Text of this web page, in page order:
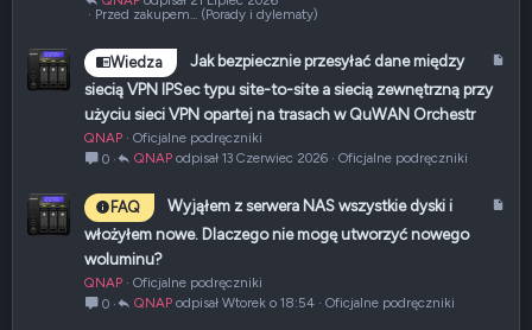
Przed zakupem... (Porady i dylematy)
Wiedza
Jak bezpiecznie przesyłać dane między
siecią VPN IPSec typu site-to-site a siecią zewnętrzną przy
użyciu sieci VPN opartej na trasach w QuWAN Orchestr
QNAP
Oficjalne podręczniki
0
Oficjalne podręczniki
13 Czerwiec 2026
QNAP
FAQ
Wyjąłem z serwera NAS wszystkie dyski i
włożyłem nowe. Dlaczego nie mogę utworzyć nowego
woluminu?
QNAP
Oficjalne podręczniki
0
Oficjalne podręczniki
Wtorek o 18:54
QNAP